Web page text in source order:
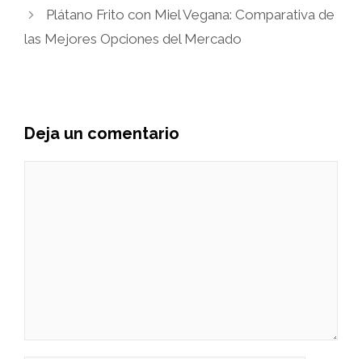
Plátano Frito con Miel Vegana: Comparativa de
las Mejores Opciones del Mercado
Deja un comentario